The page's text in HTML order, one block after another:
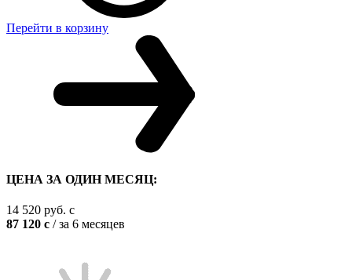
Перейти в корзину
ЦЕНА ЗА ОДИН МЕСЯЦ:
14 520 руб. c
87 120 c / за 6 месяцев